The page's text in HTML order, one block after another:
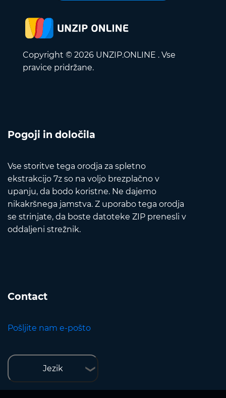
Copyright © 2026 UNZIP.ONLINE . Vse
pravice pridržane.
Pogoji in določila
Vse storitve tega orodja za spletno
ekstrakcijo 7z so na voljo brezplačno v
upanju, da bodo koristne. Ne dajemo
nikakršnega jamstva. Z uporabo tega orodja
se strinjate, da boste datoteke ZIP prenesli v
oddaljeni strežnik.
Contact
Pošljite nam e-pošto
Jezik